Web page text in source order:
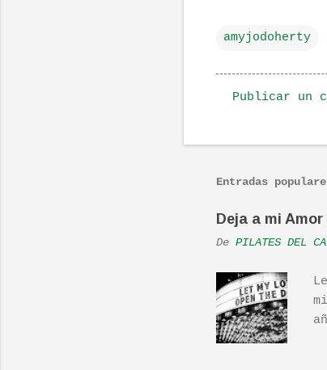
amyjodoherty
e
t
a
r
i
o
s
Publicar un
Entradas
Deja a mi
De PILATES DEL